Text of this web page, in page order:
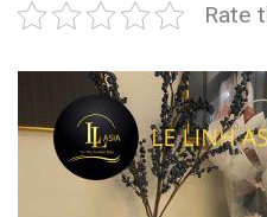
Rate